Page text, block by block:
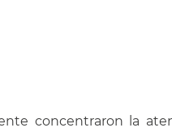
concentraron la